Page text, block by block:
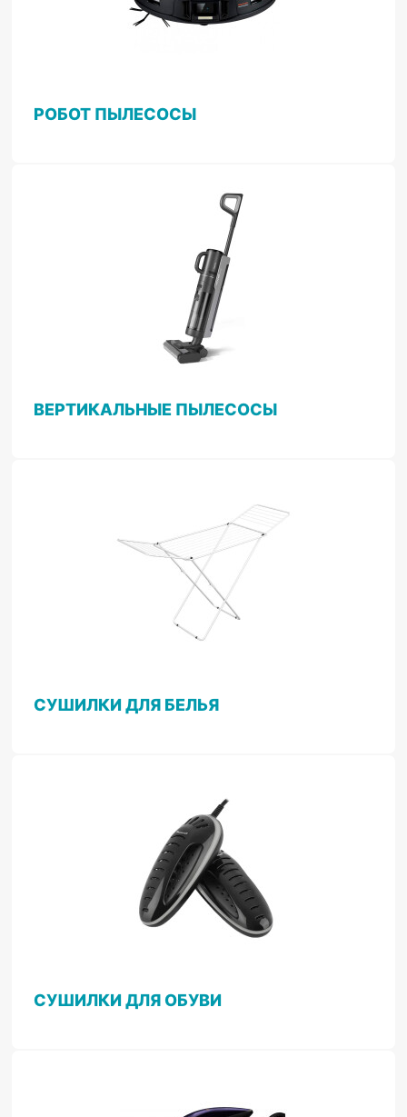
РОБОТ ПЫЛЕСОСЫ
ВЕРТИКАЛЬНЫЕ ПЫЛЕСОСЫ
СУШИЛКИ ДЛЯ БЕЛЬЯ
СУШИЛКИ ДЛЯ ОБУВИ